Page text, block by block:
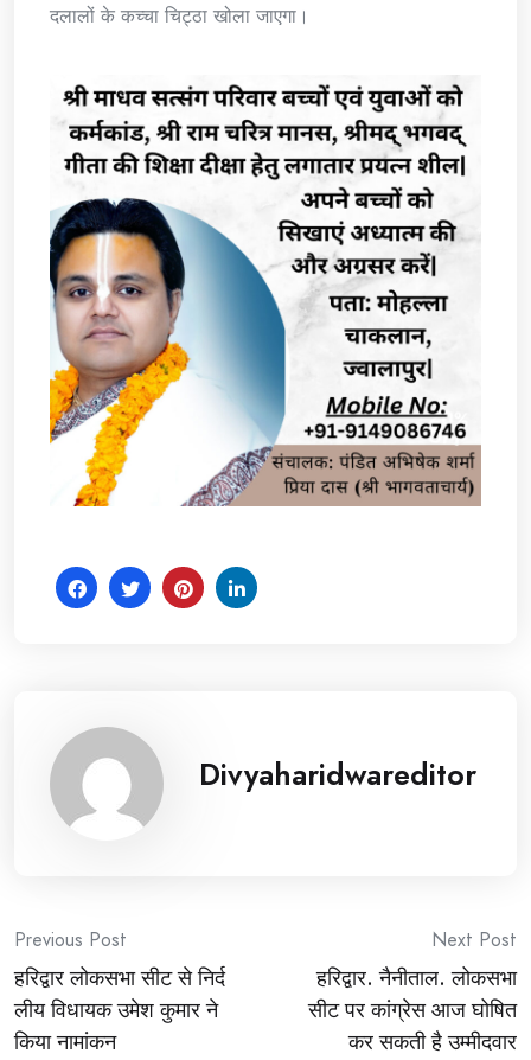
दलालों के कच्चा चिट्ठा खोला जाएगा।
Divyaharidwareditor
Post
navigation
Previous Post
हरिद्वार लोकसभा सीट से निर्द
लीय विधायक उमेश कुमार ने
किया नामांकन
Next Post
हरिद्वार. नैनीताल. लोकसभा
सीट पर कांग्रेस आज घोषित
कर सकती है उम्मीदवार